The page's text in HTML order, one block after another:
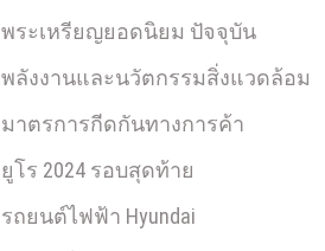
พระเหรียญยอดนิยม ปัจจุบัน
พลังงานและนวัตกรรมสิ่งแวดล้อม
มาตรการกีดกันทางการค้า
ยูโร 2024 รอบสุดท้าย
รถยนต์ไฟฟ้า Hyundai